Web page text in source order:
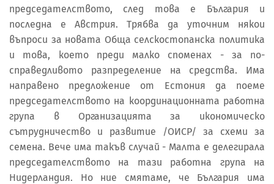
председателството, след това е България и
последна е Австрия. Трябва да уточним някои
въпроси за новата Обща селскостопанска политика
и това, което преди малко споменах - за по-
справедливото разпределение на средства. Има
направено предложение от Естония да поеме
председателството на координационната работна
група в Организацията за икономическо
сътрудничество и развитие /ОИСР/ за схеми за
семена. Вече има такъв случай - Малта е делегирала
председателството на тази работна група на
Нидерландия. Но ние смятаме, че България има